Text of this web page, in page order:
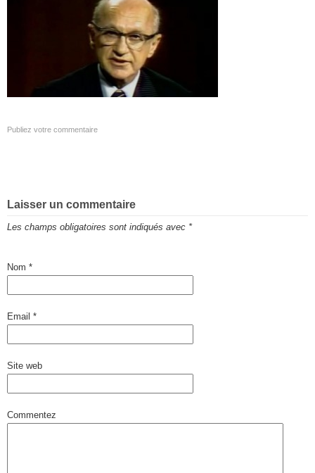
Publiez votre commentaire
Laisser un commentaire
Les champs obligatoires sont indiqués avec *
Nom *
Email *
Site web
Commentez